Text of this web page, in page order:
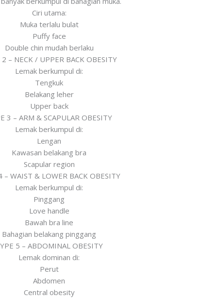
Ciri utama:
Muka terlalu bulat
Puffy face
Double chin mudah berlaku
2 – NECK / UPPER BACK OBESITY
Lemak berkumpul di:
Tengkuk
Belakang leher
Upper back
3 – ARM & SCAPULAR OBESITY
Lemak berkumpul di:
Lengan
Kawasan belakang bra
Scapular region
– WAIST & LOWER BACK OBESITY
Lemak berkumpul di:
Pinggang
Love handle
Bawah bra line
Bahagian belakang pinggang
5 – ABDOMINAL OBESITY
Lemak dominan di:
Perut
Abdomen
Central obesity